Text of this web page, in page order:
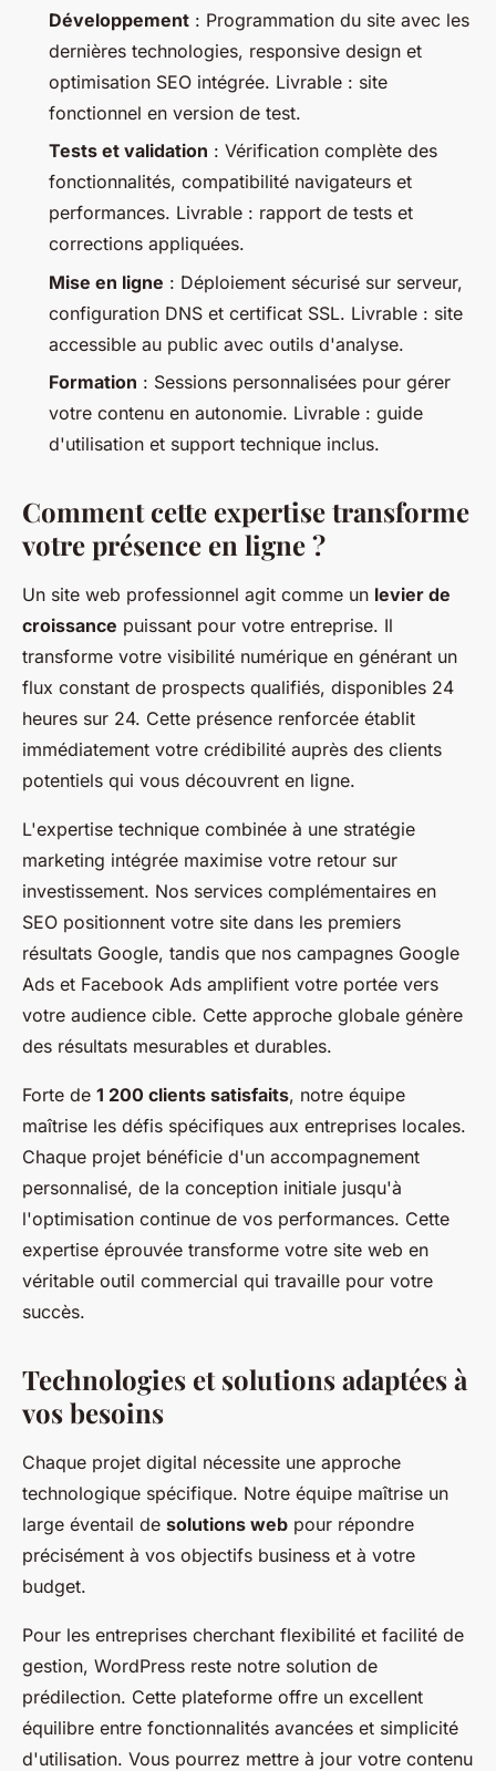
Développement : Programmation du site avec les
dernières technologies, responsive design et
optimisation SEO intégrée. Livrable : site
fonctionnel en version de test.
Tests et validation : Vérification complète des
fonctionnalités, compatibilité navigateurs et
performances. Livrable : rapport de tests et
corrections appliquées.
Mise en ligne : Déploiement sécurisé sur serveur,
configuration DNS et certificat SSL. Livrable : site
accessible au public avec outils d'analyse.
Formation : Sessions personnalisées pour gérer
votre contenu en autonomie. Livrable : guide
d'utilisation et support technique inclus.
Comment cette expertise transforme
votre présence en ligne ?
Un site web professionnel agit comme un levier de
croissance puissant pour votre entreprise. Il
transforme votre visibilité numérique en générant un
flux constant de prospects qualifiés, disponibles 24
heures sur 24. Cette présence renforcée établit
immédiatement votre crédibilité auprès des clients
potentiels qui vous découvrent en ligne.
L'expertise technique combinée à une stratégie
marketing intégrée maximise votre retour sur
investissement. Nos services complémentaires en
SEO positionnent votre site dans les premiers
résultats Google, tandis que nos campagnes Google
Ads et Facebook Ads amplifient votre portée vers
votre audience cible. Cette approche globale génère
des résultats mesurables et durables.
Forte de 1 200 clients satisfaits, notre équipe
maîtrise les défis spécifiques aux entreprises locales.
Chaque projet bénéficie d'un accompagnement
personnalisé, de la conception initiale jusqu'à
l'optimisation continue de vos performances. Cette
expertise éprouvée transforme votre site web en
véritable outil commercial qui travaille pour votre
succès.
Technologies et solutions adaptées à
vos besoins
Chaque projet digital nécessite une approche
technologique spécifique. Notre équipe maîtrise un
large éventail de solutions web pour répondre
précisément à vos objectifs business et à votre
budget.
Pour les entreprises cherchant flexibilité et facilité de
gestion, WordPress reste notre solution de
prédilection. Cette plateforme offre un excellent
équilibre entre fonctionnalités avancées et simplicité
d'utilisation. Vous pourrez mettre à jour votre contenu